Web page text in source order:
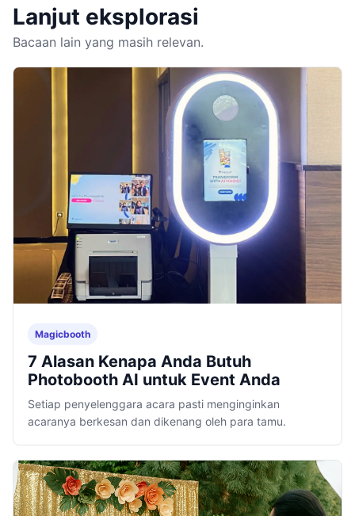
Lanjut eksplorasi
Bacaan lain yang masih relevan.
Magicbooth
7 Alasan Kenapa Anda Butuh
Photobooth AI untuk Event Anda
Setiap penyelenggara acara pasti menginginkan
acaranya berkesan dan dikenang oleh para tamu.